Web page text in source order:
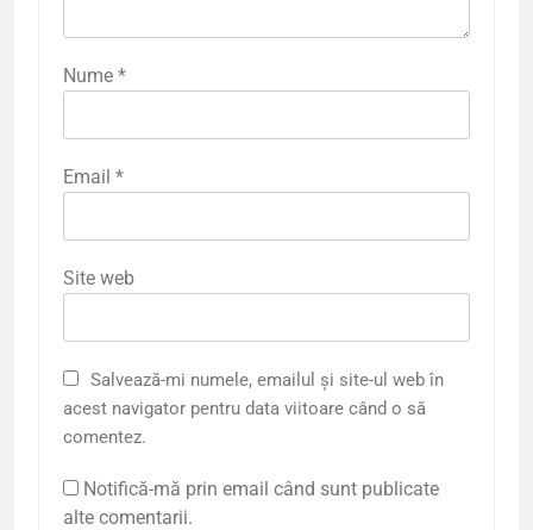
Nume *
Email *
Site web
Salvează-mi numele, emailul și site-ul web în
acest navigator pentru data viitoare când o să
comentez.
Notifică-mă prin email când sunt publicate
alte comentarii.